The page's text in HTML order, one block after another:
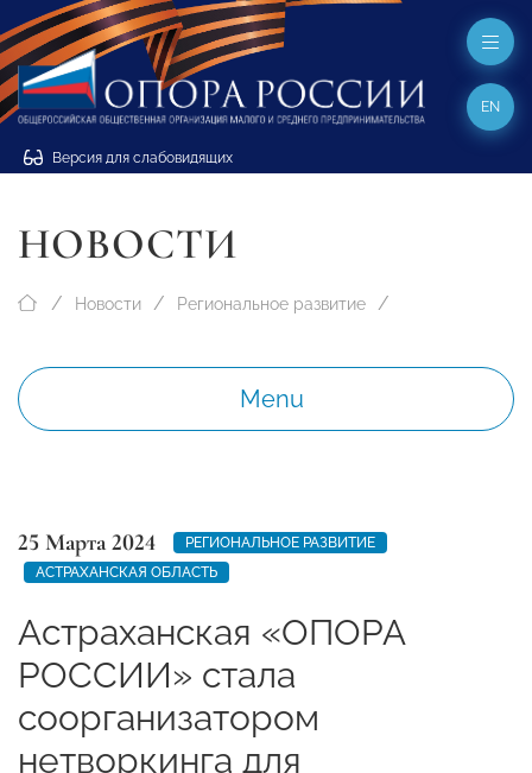
Версия для слабовидящих
EN
НОВОСТИ
Новости Региональное развитие
Menu
25 Марта 2024
РЕГИОНАЛЬНОЕ РАЗВИТИЕ
АСТРАХАНСКАЯ ОБЛАСТЬ
Астраханская «ОПОРА
РОССИИ» стала
соорганизатором
нетворкинга для